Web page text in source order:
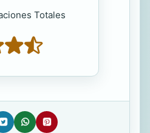
Totales